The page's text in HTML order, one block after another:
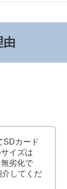
由
SDカード
イズは
劣化で
してくだ